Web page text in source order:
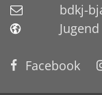
bdkj-
Facebook